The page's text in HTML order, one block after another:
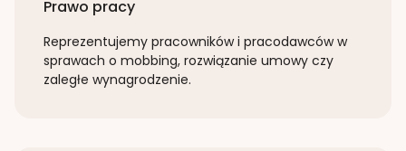
Prawo pracy
Reprezentujemy pracowników i pracodawców w
sprawach o mobbing, rozwiązanie umowy czy
zaległe wynagrodzenie.